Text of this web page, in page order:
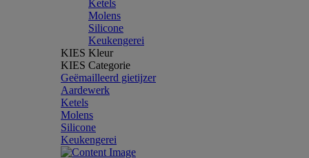
Ketels
Molens
Silicone
Keukengerei
KIES Kleur
KIES Categorie
Geëmailleerd gietijzer
Aardewerk
Ketels
Molens
Silicone
Keukengerei